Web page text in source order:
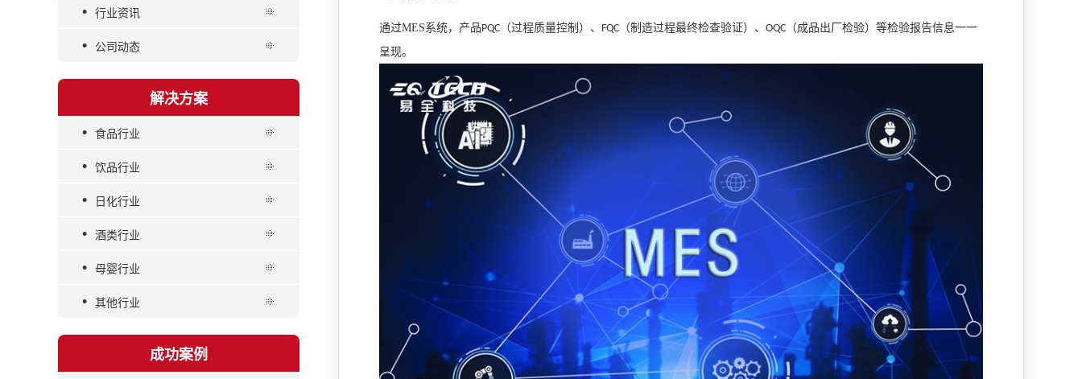
• 行业资讯
• 公司动态
解决方案
• 食品行业
• 饮品行业
• 日化行业
• 酒类行业
• 母婴行业
• 其他行业
成功案例
通过MES系统，产品PQC （过程质量控制）、 FQC （制造过程最终检查验证）、 OQC （成品出厂检验）等检验报告信息一一
呈现。